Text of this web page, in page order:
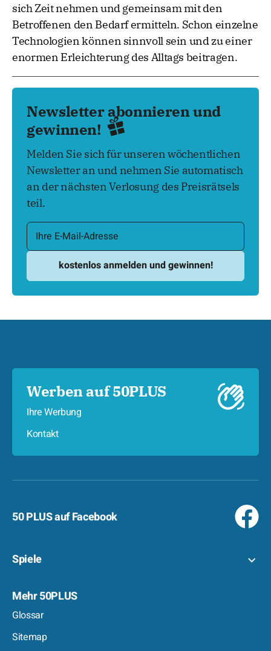
sich Zeit nehmen und gemeinsam mit den
Betroffenen den Bedarf ermitteln. Schon einzelne
Technologien können sinnvoll sein und zu einer
enormen Erleichterung des Alltags beitragen.
Newsletter abonnieren und
gewinnen!
Melden Sie sich für unseren wöchentlichen
Newsletter an und nehmen Sie automatisch
an der nächsten Verlosung des Preisrätsels
teil.
Werben auf 50PLUS
Ihre Werbung
Kontakt
50 PLUS auf Facebook
Spiele
Mehr 50PLUS
Glossar
Sitemap